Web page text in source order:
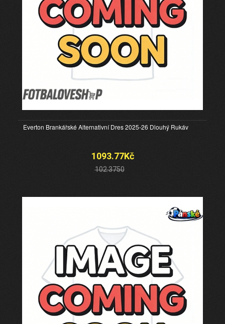
Everton Brankářské Alternativní Dres 2025-26 Dlouhý Rukáv
1093.77Kč
102.3750